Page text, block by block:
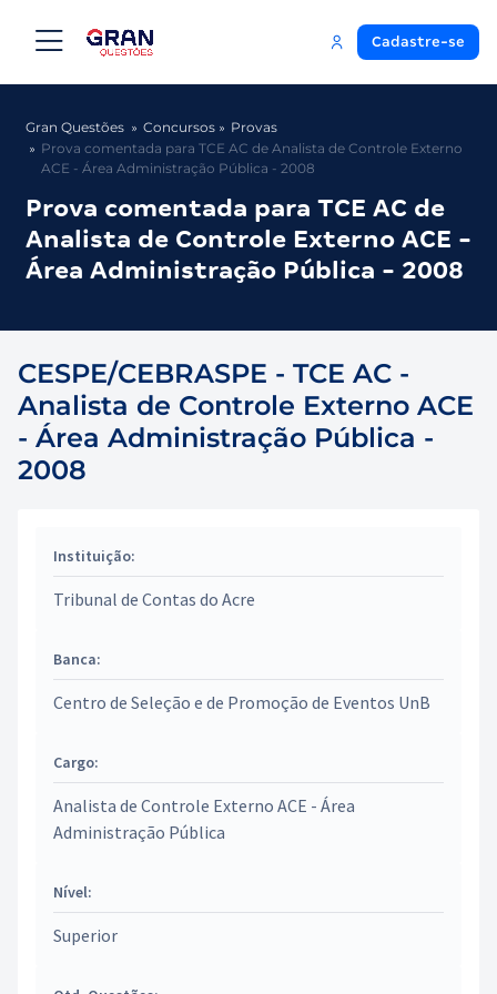
Cadastre-se
Gran Questões Concursos
Provas
Prova comentada para TCE AC de Analista de Controle Externo
ACE - Área Administração Pública - 2008
Prova comentada para TCE AC de
Analista de Controle Externo ACE -
Área Administração Pública - 2008
CESPE/CEBRASPE - TCE AC -
Analista de Controle Externo ACE
- Área Administração Pública -
2008
Instituição:
Tribunal de Contas do Acre
Banca:
Centro de Seleção e de Promoção de Eventos UnB
Cargo:
Analista de Controle Externo ACE - Área
Administração Pública
Nível:
Superior